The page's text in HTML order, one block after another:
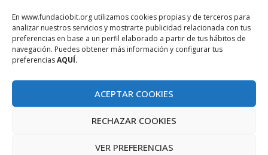
En www.fundaciobit.org utilizamos cookies propias y de terceros para
analizar nuestros servicios y mostrarte publicidad relacionada con tus
preferencias en base a un perfil elaborado a partir de tus hábitos de
navegación. Puedes obtener más información y configurar tus
preferenciasAQUÍ.
ACEPTAR COOKIES
RECHAZAR COOKIES
VER PREFERENCIAS